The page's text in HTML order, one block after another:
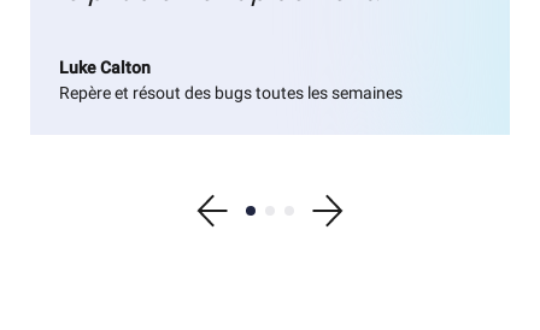
Luke Calton
Repère et résout des bugs toutes les semaines
Show previous testimonial
Show testimonial 1
Show testimonial 2
Show testimonial 3
Show next testimonial